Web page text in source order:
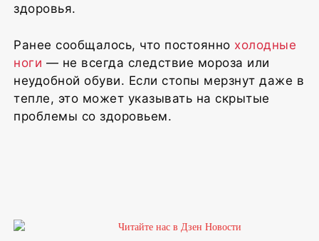
здоровья.
Ранее сообщалось, что постоянно холодные
ноги — не всегда следствие мороза или
неудобной обуви. Если стопы мерзнут даже в
тепле, это может указывать на скрытые
проблемы со здоровьем.